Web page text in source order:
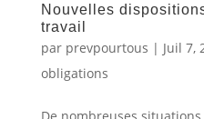
Nouvelles
travail
par prevpourtous | Juil 7,
obligations
De nombreuses